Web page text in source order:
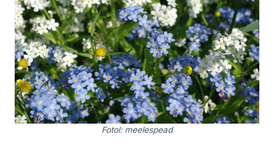
Fotol: meelespead